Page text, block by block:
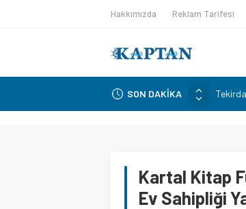
Hakkımızda Reklam Tarifesi
SON DAKİKA
AK
Kartal Kitap
Ev Sahipliği